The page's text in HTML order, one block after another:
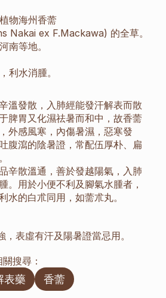
物海州香薷
Nakai ex F.Mackawa) 的全草。
南等地。
利水消腫。
溫發散，入肺經能發汗解表而散
脾胃又化濕祛暑而和中，故香薷
外感風寒，內傷暑濕，惡寒發
腹瀉的陰暑證，常配伍厚朴、扁
辛散溫通，善於發越陽氣，入肺
。用於小便不利及腳氣水腫者，
水的白朮同用，如薷朮丸。
表虛有汗及陽暑證當忌用。
關搜尋：
表藥 香薷